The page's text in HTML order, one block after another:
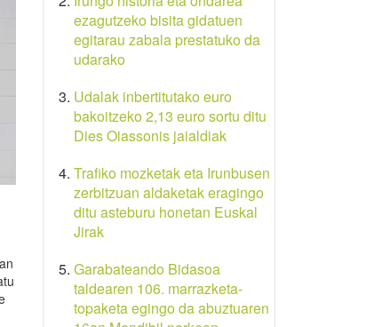
ezagutzeko bisita gidatuen
egitarau zabala prestatuko da
udarako
Udalak inbertitutako euro
bakoitzeko 2,13 euro sortu ditu
Dies Oiassonis jaialdiak
Trafiko mozketak eta Irunbusen
zerbitzuan aldaketak eragingo
ditu asteburu honetan Euskal
Jirak
Garabateando Bidasoa
taldearen 106. marrazketa-
topaketa egingo da abuztuaren